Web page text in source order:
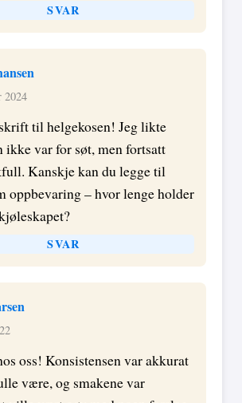
SVAR
2024
til helgekosen! Jeg likte
ikke var for søt, men fortsatt
Kanskje kan du legge til
oppbevaring – hvor lenge holder
SVAR
oss! Konsistensen var akkurat
være, og smakene var